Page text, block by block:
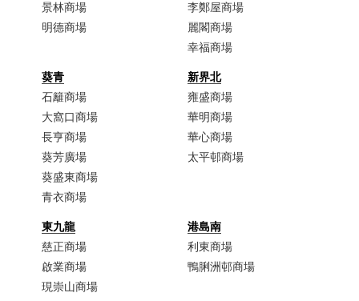
景林商場
明德商場
李鄭屋商場​
麗閣商場
幸福商場
葵青
石籬商場
大窩口商場​
長亨商場
葵芳廣場
葵盛東商場
青衣商場​
新界北
雍盛商場
華明商場
華心商場
太平邨商場
東九龍
慈正商場​
啟業商場​
現崇山商場​
港島南
利東商場
鴨脷洲邨商場